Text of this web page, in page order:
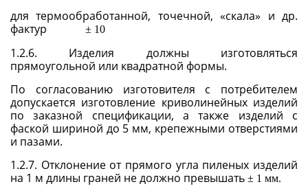
для термообработанной, точечной, «скала» и др.
фактур
± 10
1.2.6. Изделия должны изготовляться
прямоугольной или квадратной формы.
По согласованию изготовителя с потребителем
допускается изготовление криволинейных изделий
по заказной спецификации, а также изделий с
фаской шириной до 5 мм, крепежными отверстиями
и пазами.
1.2.7. Отклонение от прямого угла пиленых изделий
на 1 м длины граней не должно превышать ± 1 мм.